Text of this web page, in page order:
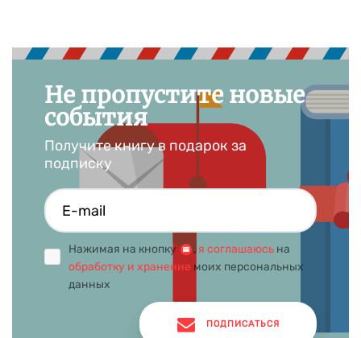
Не пропустите новые
события
Получите книгу в подарок за
подписку
Нажимая на кнопку , я соглашаюсь на
обработку и хранение моих персональных
данных
ПОДПИСАТЬСЯ